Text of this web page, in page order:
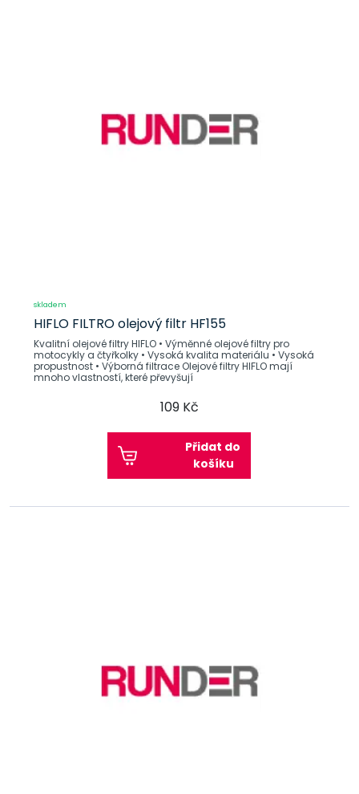
skladem
HIFLO FILTRO olejový filtr HF155
Kvalitní olejové filtry HIFLO • Výměnné olejové filtry pro
motocykly a čtyřkolky • Vysoká kvalita materiálu • Vysoká
propustnost • Výborná filtrace Olejové filtry HIFLO mají
mnoho vlastností, které převyšují
109 Kč
Přidat do
košíku